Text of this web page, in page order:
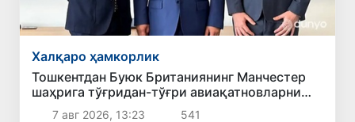
Халқаро ҳамкорлик
Тошкентдан Буюк Британиянинг Манчестер
шаҳрига тўғридан-тўғри авиақатновларни
йўлга қўйиш масаласи кўриб чиқилмоқда
7 авг 2026, 13:23 541